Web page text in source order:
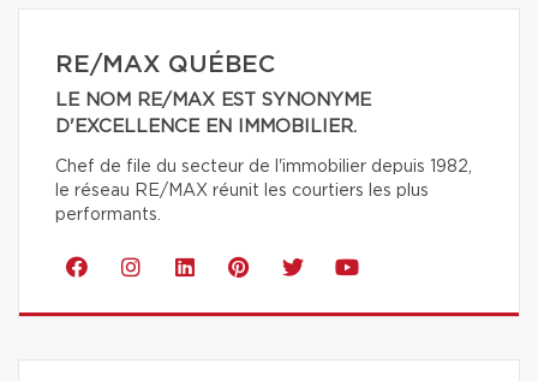
RE/MAX QUÉBEC
LE NOM RE/MAX EST SYNONYME
D'EXCELLENCE EN IMMOBILIER.
Chef de file du secteur de l'immobilier depuis 1982,
le réseau RE/MAX réunit les courtiers les plus
performants.